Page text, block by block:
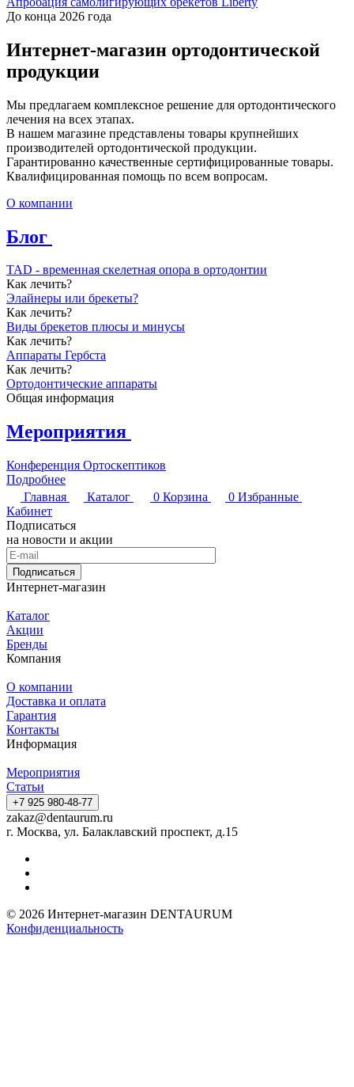
До конца 2026 года
Интернет-магазин ортодонтической
продукции
Мы предлагаем комплексное решение для ортодонтического
лечения на всех этапах.
В нашем магазине представлены товары крупнейших
производителей ортодонтической продукции.
Гарантированно качественные сертифицированные товары.
Квалифицированная помощь по всем вопросам.
О компании
Блог
TAD - временная скелетная опора в ортодонтии
Как лечить?
Элайнеры или брекеты?
Как лечить?
Виды брекетов плюсы и минусы
Как лечить?
Аппараты Гербста
Как лечить?
Ортодонтические аппараты
Общая информация
Мероприятия
Конференция Ортоскептиков
Подробнее
Главная
Каталог 0 Корзина 0 Избранные
Кабинет
Подписаться
на новости и акции
Подписаться
Интернет-магазин
Каталог
Акции
Бренды
Компания
О компании
Доставка и оплата
Гарантия
Контакты
Информация
Мероприятия
Статьи
+7 925 980-48-77
zakaz@dentaurum.ru
г. Москва, ул. Балаклавский проспект, д.15
© 2026 Интернет-магазин DENTAURUM
Конфиденциальность